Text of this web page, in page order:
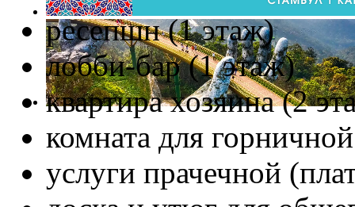
ресепшн (1 этаж)
лобби-бар (1 этаж)
квартира хозяина (2
комната для
услуги прачечной